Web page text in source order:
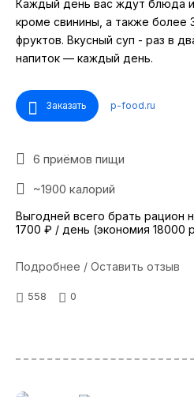
Каждый день вас ждут блюда
кроме свинины, а также более
фруктов. Вкусный суп - раз в
напиток — каждый день.
Заказать p-food.ru
6 приёмов пищи
~1900 калорий
Выгодней всего брать рацион
1700 ₽ / день (экономия 18000
Подробнее / Оставить отзыв
558 0